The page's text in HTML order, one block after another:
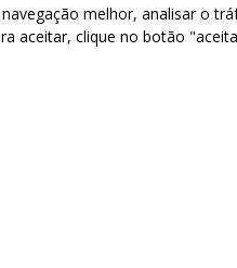
Associados | 25.831.443 -
melhor, analisar o
aceitar, clique no botão